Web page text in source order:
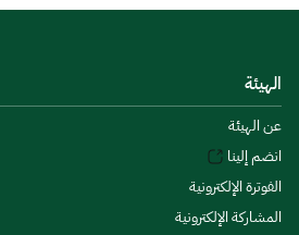
الهيئة
عن الهيئة
انضم إلينا
الفوترة الإلكترونية
المشاركة الإلكترونية